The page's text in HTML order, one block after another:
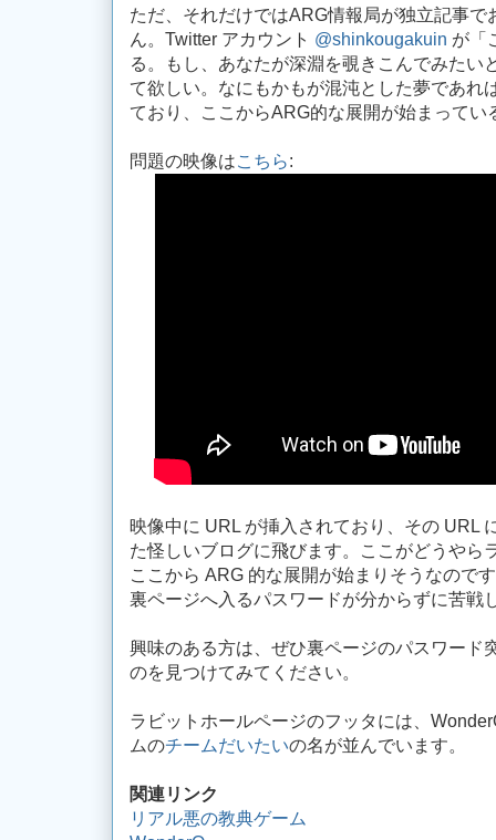
ただ、それだけではARG情報局が独立記事で
ん。Twitter アカウント @shinkougakuin が「
る。もし、あなたが深淵を覗きこんでみたい
て欲しい。なにもかもが混沌とした夢であ
ており、ここからARG的な展開が始まってい
問題の映像はこちら:
映像中に URL が挿入されており、その URL
た怪しいブログに飛びます。ここがどうやら
ここから ARG 的な展開が始まりそうなので
裏ページへ入るパスワードが分からずに苦戦
興味のある方は、ぜひ裏ページのパスワード
のを見つけてみてください。
ラビットホールページのフッタには、
ムのチームだいたいの名が並んでいます。
関連リンク
リアル悪の教典ゲーム